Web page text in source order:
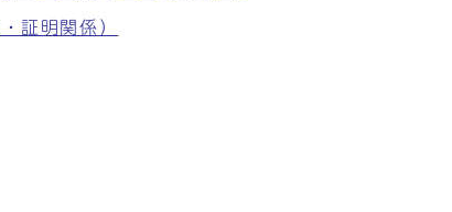
証明関係）